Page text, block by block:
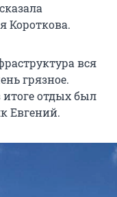
Короткова.
вся
грязное.
итоге отдых был
Евгений.